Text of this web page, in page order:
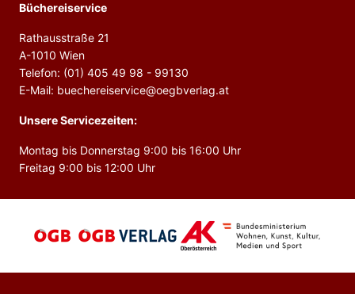
Büchereiservice
Rathausstraße 21
A-1010 Wien
Telefon: (01) 405 49 98 - 99130
E-Mail: buechereiservice@oegbverlag.at
Unsere Servicezeiten:
Montag bis Donnerstag 9:00 bis 16:00 Uhr
Freitag 9:00 bis 12:00 Uhr